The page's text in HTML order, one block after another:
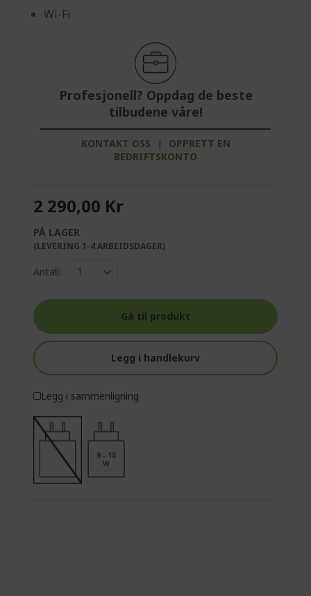
Wi-Fi
Profesjonell? Oppdag de beste
tilbudene våre!
KONTAKT OSS |
OPPRETT EN
BEDRIFTSKONTO
2 290,00 Kr
PÅ LAGER
(LEVERING 1-4 ARBEIDSDAGER)
Antall:
Gå til produkt
Legg i handlekurv
Legg i sammenligning
9 - 10
W